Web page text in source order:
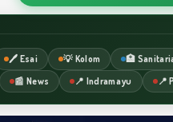
🖊️ Esai 💡 Kolom 🏥
📰 News 📍 Indramayu 📍